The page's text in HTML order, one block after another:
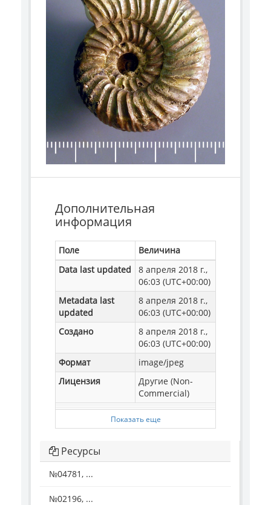
Дополнительная
информация
Поле
Величина
Data last updated
8 апреля 2018 г.,
06:03 (UTC+00:00)
Metadata last
updated
8 апреля 2018 г.,
06:03 (UTC+00:00)
Создано
8 апреля 2018 г.,
06:03 (UTC+00:00)
Формат
image/jpeg
Лицензия
Другие (Non-
Commercial)
Показать еще
Ресурсы
№04781, ...
№02196, ...